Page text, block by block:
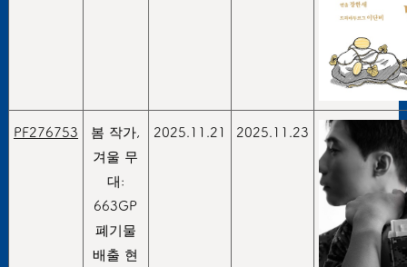
PF276753
봄 작가,
겨울 무
대:
663GP
폐기물
배출 현
2025.11.21 2025.11.23